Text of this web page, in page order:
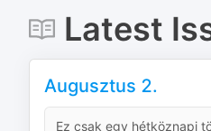
Latest
Augusztus 2.
Ez csak egy hétköznapi